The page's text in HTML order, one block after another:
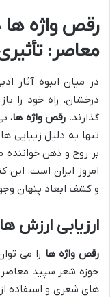
رقص واژه ها
معاصر:
در میان انبوه آثار
درخشان، راه خود را
گذارند. رقص واژه ها،
تنها به دلیل زیبایی
بر روح و ذهن خواننده
امروز ایران است. این
و کشف ابعاد پنهان
ارزیابی ارزش
رقص واژه ها را می
حوزه شعر سپید معاصر
های شعری و استفاده